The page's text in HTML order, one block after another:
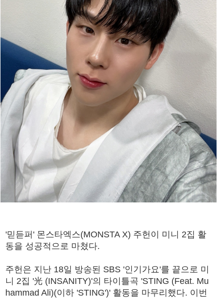
'믿듣퍼' 몬스타엑스(MONSTA X) 주헌이 미니 2집 활
동을 성공적으로 마쳤다.
주헌은 지난 18일 방송된 SBS '인기가요'를 끝으로 미
니 2집 '光 (INSANITY)'의 타이틀곡 'STING (Feat. Mu
hammad Ali)(이하 'STING')' 활동을 마무리했다. 이번